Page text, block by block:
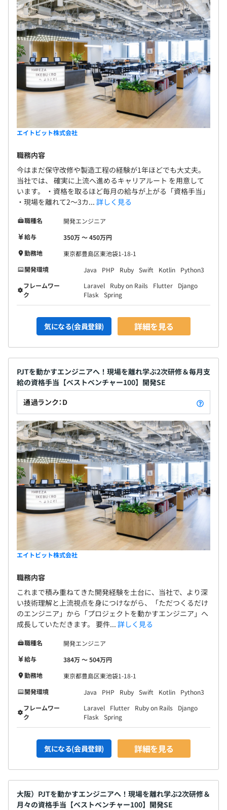
エイトビット株式会社
職務内容
今はまだ保守改修や製造工程の経験が1年ほどでも大丈夫。
当社では、 確実に上流へ進めるキャリアルート を用意して
います。 ・資格を取るほど毎月の給与が上がる「資格手当」
・現場を離れて2〜3カ... 詳しく見る
職種名
開発エンジニア
給与
350万 〜 450万円
勤務地
東京都豊島区東池袋1-18-1
開発環境
Java PHP Ruby Swift Kotlin
Python3
フレームワー
ク
Laravel Ruby on Rails Flutter
Django
Flask
Spring
気になる(会員登録) 詳細を見る
PJTを動かすエンジニアへ！現場を離れ学ぶ2次研修＆毎月支
給の資格手当【ベストベンチャー100】開発SE
通過ランク：D
エイトビット株式会社
職務内容
これまで積み重ねてきた開発経験を土台に、当社で、より深
い技術理解と上流視点を身につけながら、「ただつくるだけ
のエンジニア」から「プロジェクトを動かすエンジニア」へ
成長していただきます。 要件... 詳しく見る
職種名
開発エンジニア
給与
384万 〜 504万円
勤務地
東京都豊島区東池袋1-18-1
開発環境
Java PHP Ruby Swift Kotlin
Python3
フレームワー
ク
Laravel Flutter Ruby on Rails
Django
Flask
Spring
気になる(会員登録) 詳細を見る
大阪）PJTを動かすエンジニアへ！現場を離れ学ぶ2次研修＆
月々の資格手当【ベストベンチャー100】開発SE